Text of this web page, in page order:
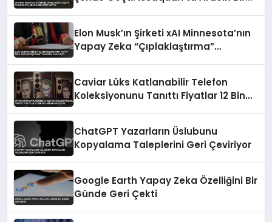
Elon Musk’ın Şirketi xAI Minnesota’nın
Yapay Zeka “Çıplaklaştırma”
Caviar Lüks Katlanabilir Telefon
Koleksiyonunu Tanıttı Fiyatlar 12 Bin
ChatGPT Yazarların Üslubunu
Kopyalama Taleplerini Geri Çeviriyor
Google Earth Yapay Zeka Özelliğini Bir
Günde Geri Çekti